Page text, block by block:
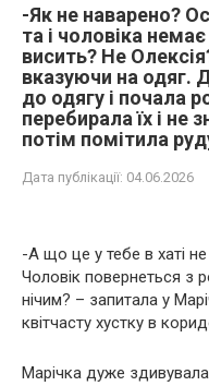
-Як не наварено?
та і чоловіка
висить? Не
вказуючи на одяг.
до одягу і почала
перебирала їх і не
потім помітила
Дата публікації: 04.06.2026
-А що це у тебе в хаті
Чоловік повернеться з
нічим? – запитала у
квітчасту хустку в
Марічка дуже